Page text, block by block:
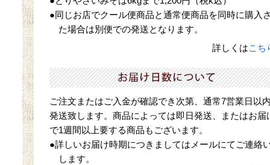
●同じお店でクール便商品と通常便商品を同時に購入
た場合は別便での発送となります。
詳しくはこち
ご注文またはご入金が確認でき次第、通常7営業日以
発送致します。商品によっては即日発送、またはお届
で1週間以上要する商品もございます。
●詳しいお届け時期につきましてはメールにてご連絡
します。